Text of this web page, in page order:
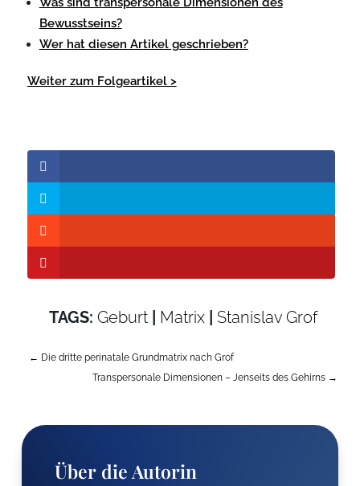
Bewusstseins?
Wer hat diesen Artikel geschrieben?
Weiter zum Folgeartikel >
AptekaWarszawa24.com
TAGS: Geburt Matrix Stanislav Grof
← Die dritte perinatale Grundmatrix nach Grof
Transpersonale Dimensionen – Jenseits des Gehirns →
Über die Autorin